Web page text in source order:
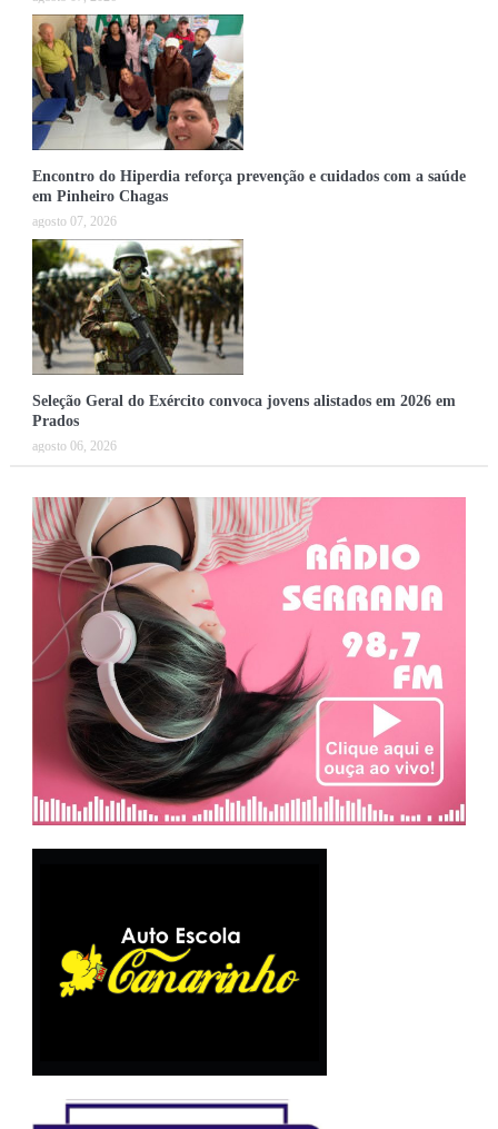
Encontro do Hiperdia reforça prevenção e cuidados com a saúde
em Pinheiro Chagas
agosto 07, 2026
Seleção Geral do Exército convoca jovens alistados em 2026 em
Prados
agosto 06, 2026